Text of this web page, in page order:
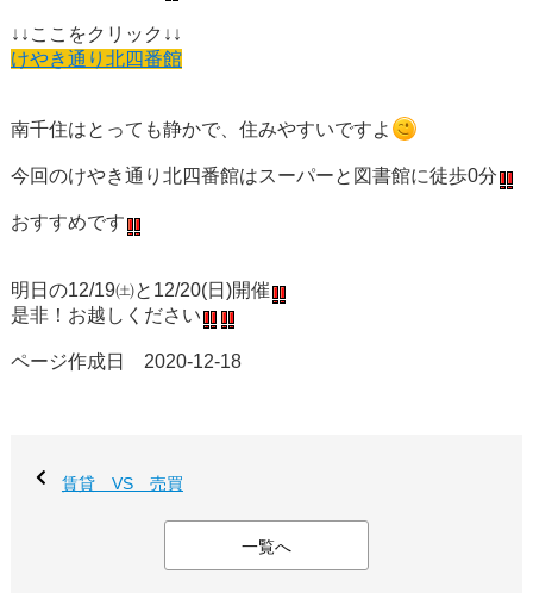
↓↓ここをクリック↓↓
けやき通り北四番館
南千住はとっても静かで、住みやすいですよ
今回のけやき通り北四番館はスーパーと図書館に徒歩0分
おすすめです
明日の12/19㈯と12/20(日)開催
是非！お越しください
ページ作成日 2020-12-18
賃貸 VS 売買
一覧へ